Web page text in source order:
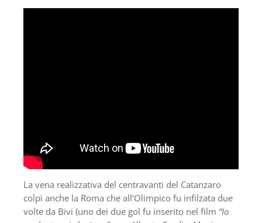
La vena realizzativa del centravanti del Catanzaro
colpì anche la Roma che all’Olimpico fu infilzata due
volte da Bivi (uno dei due gol fu inserito nel film “Io